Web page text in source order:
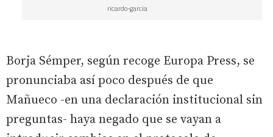
ricardo-garcia
Borja Sémper, según recoge Europa Press, se
pronunciaba así poco después de que
Mañueco -en una declaración institucional sin
preguntas- haya negado que se vayan a